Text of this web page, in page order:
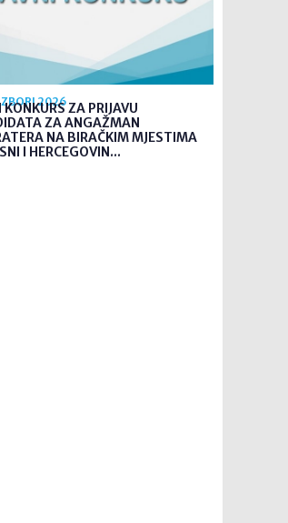
2026
KONKURS ZA PRIJAVU
ZA ANGAŽMAN
NA BIRAČKIM MJESTIMA
I HERCEGOVIN...